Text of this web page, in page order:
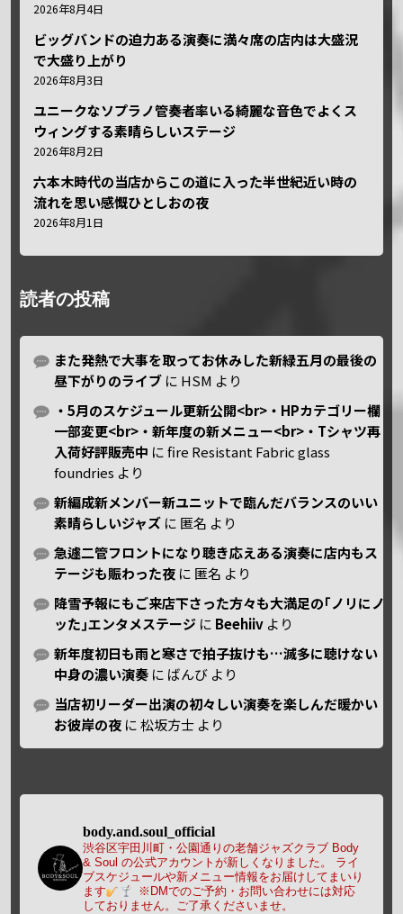
2026年8月4日
ビッグバンドの迫力ある演奏に満々席の店内は大盛況
で大盛り上がり
2026年8月3日
ユニークなソプラノ管奏者率いる綺麗な音色でよくス
ウィングする素晴らしいステージ
2026年8月2日
六本木時代の当店からこの道に入った半世紀近い時の
流れを思い感慨ひとしおの夜
2026年8月1日
読者の投稿
また発熱で大事を取ってお休みした新緑五月の最後の
昼下がりのライブ に HSM より
・5月のスケジュール更新公開<br>・HPカテゴリー欄
一部変更<br>・新年度の新メニュー<br>・Tシャツ再
入荷好評販売中 にfire Resistant Fabric glass
foundries より
新編成新メンバー新ユニットで臨んだバランスのいい
素晴らしいジャズ に 匿名 より
急遽二管フロントになり聴き応えある演奏に店内もス
テージも賑わった夜 に 匿名 より
降雪予報にもご来店下さった方々も大満足の｢ノリにノ
ッた｣エンタメステージ に Beehiiv より
新年度初日も雨と寒さで拍子抜けも…滅多に聴けない
中身の濃い演奏 に ばんび より
当店初リーダー出演の初々しい演奏を楽しんだ暖かい
お彼岸の夜 に松坂方士 より
body.and.soul_official
渋谷区宇田川町・公園通りの老舗ジャズクラブ Body
& Soul の公式アカウントが新しくなりました。
ライ
ブスケジュールや新メニュー情報をお届けしてまいり
ます
※DMでのご予約・お問い合わせには対応
しておりません。ご了承くださいませ。